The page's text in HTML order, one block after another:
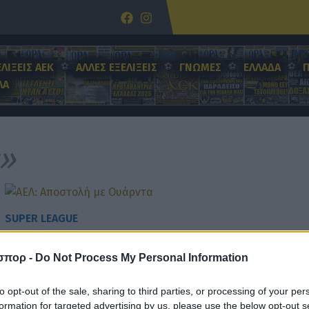
- Do Not Process My Personal Information
opt-out of the sale, sharing to third parties, or processing of your
for targeted advertising by us, please use the below opt-out
ΑΕΚ ΑΛΛΕΣ ΕΞΕΛΙΞΕΙΣ ΓΝΩΜΕΣ ΕΛΛΑΔΑ
SUPER LEAGUE